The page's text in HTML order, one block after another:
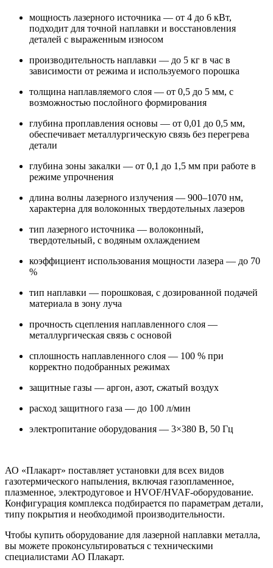
мощность лазерного источника — от 4 до 6 кВт,
подходит для точной наплавки и восстановления
деталей с выраженным износом
производительность наплавки — до 5 кг в час в
зависимости от режима и используемого порошка
толщина наплавляемого слоя — от 0,5 до 5 мм, с
возможностью послойного формирования
глубина проплавления основы — от 0,01 до 0,5 мм,
обеспечивает металлургическую связь без перегрева
детали
глубина зоны закалки — от 0,1 до 1,5 мм при работе в
режиме упрочнения
длина волны лазерного излучения — 900–1070 нм,
характерна для волоконных твердотельных лазеров
тип лазерного источника — волоконный,
твердотельный, с водяным охлаждением
коэффициент использования мощности лазера — до 70
%
тип наплавки — порошковая, с дозированной подачей
материала в зону луча
прочность сцепления наплавленного слоя —
металлургическая связь с основой
сплошность наплавленного слоя — 100 % при
корректно подобранных режимах
защитные газы — аргон, азот, сжатый воздух
расход защитного газа — до 100 л/мин
электропитание оборудования — 3×380 В, 50 Гц
АО «Плакарт» поставляет установки для всех видов
газотермического напыления, включая газопламенное,
плазменное, электродуговое и HVOF/HVAF-оборудование.
Конфигурация комплекса подбирается по параметрам детали,
типу покрытия и необходимой производительности.
Чтобы купить оборудование для лазерной наплавки металла,
вы можете проконсультироваться с техническими
специалистами АО Плакарт.